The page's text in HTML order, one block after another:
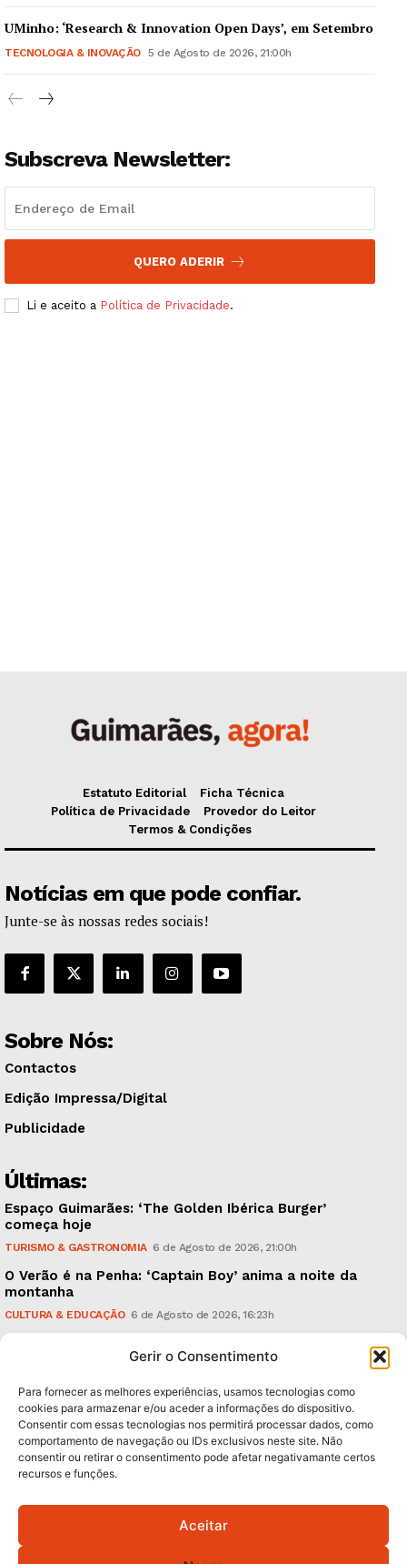
Guimarães, agora!
Institucional
Artigos
Grande Entrevista
Gerir o Consentimento
Para fornecer as melhores experiências, usamos tecnologias como
cookies para armazenar e/ou aceder a informações do dispositivo.
Consentir com essas tecnologias nos permitirá processar dados, como
comportamento de navegação ou IDs exclusivos neste site. Não
consentir ou retirar o consentimento pode afetar negativamante certos
recursos e funções.
Aceitar
UMinho: ‘Research & Innovation Open Days’, em Setembro
TECNOLOGIA & INOVAÇÃO 5 de Agosto de 2026, 21:00h
Subscreva Newsletter:
QUERO ADERIR
Li e aceito a Política de Privacidade.
Estatuto Editorial
Ficha Técnica
Política de Privacidade
Provedor do Leitor
Termos & Condições
Notícias em que pode confiar.
Junte-se às nossas redes sociais!
Sobre Nós:
Contactos
Edição Impressa/Digital
Publicidade
Últimas:
Espaço Guimarães: ‘The Golden Ibérica Burger’
começa hoje
TURISMO & GASTRONOMIA 6 de Agosto de 2026, 21:00h
O Verão é na Penha: ‘Captain Boy’ anima a noite da
montanha
CULTURA & EDUCAÇÃO 6 de Agosto de 2026, 16:23h
em causa”, garante Ricardo Araújo
Subscreva Newsletter:
QUERO ADERIR